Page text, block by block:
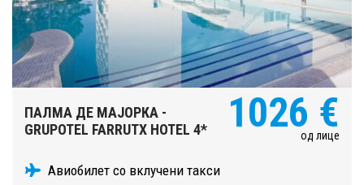
ПАЛМА ДЕ МАЈОРКА -
GRUPOTEL FARRUTX HOTEL 4*
1026 €
од лице
Авиобилет со вклучени такси